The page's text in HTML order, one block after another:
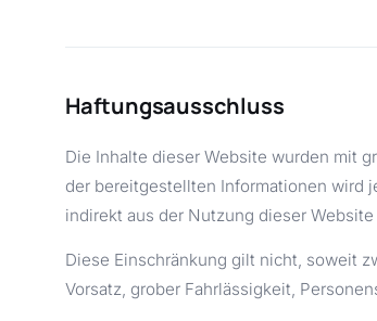
Haftungsausschluss
Die Inhalte dieser Website wurden mit
der bereitgestellten Informationen wird
indirekt aus der Nutzung dieser
Diese Einschränkung gilt nicht, soweit
Vorsatz, grober Fahrlässigkeit,